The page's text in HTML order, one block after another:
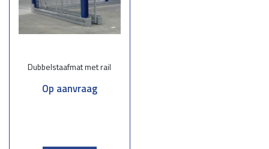
Sportvelden:Zorg voor stevige afscherming zonder het zicht te
belemmeren.
Scholen:Veiligheid voor kinderen met duurzame omheiningen.
Onze werkwijze
Advies op maat:Samen bespreken we uw wensen en de meest
Dubbelstaafmat met rail
Op aanvraag